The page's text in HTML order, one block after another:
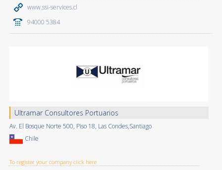
www.ssi-services.cl
94000 5384
Ultramar Consultores Portuarios
Av. El Bosque Norte 500, Piso 18, Las Condes,Santiago
Chile
To register your company click here